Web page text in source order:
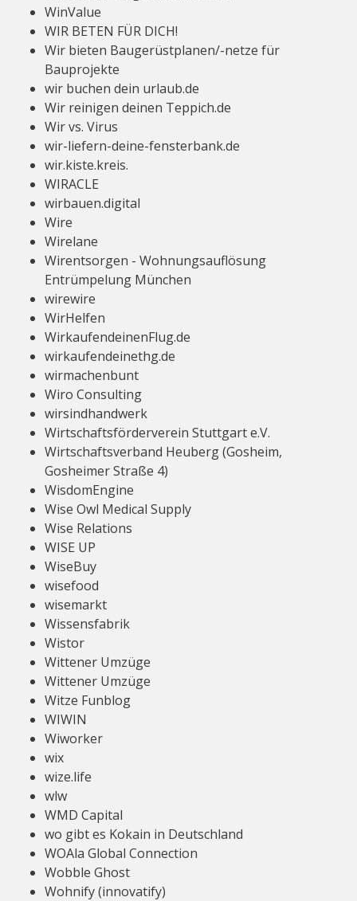
WinValue
WIR BETEN FÜR DICH!
Wir bieten Baugerüstplanen/-netze für
Bauprojekte
wir buchen dein urlaub.de
Wir reinigen deinen Teppich.de
Wir vs. Virus
wir-liefern-deine-fensterbank.de
wir.kiste.kreis.
WIRACLE
wirbauen.digital
Wire
Wirelane
Wirentsorgen - Wohnungsauflösung
Entrümpelung München
wirewire
WirHelfen
WirkaufendeinenFlug.de
wirkaufendeinethg.de
wirmachenbunt
Wiro Consulting
wirsindhandwerk
Wirtschaftsförderverein Stuttgart e.V.
Wirtschaftsverband Heuberg (Gosheim,
Gosheimer Straße 4)
WisdomEngine
Wise Owl Medical Supply
Wise Relations
WISE UP
WiseBuy
wisefood
wisemarkt
Wissensfabrik
Wistor
Wittener Umzüge
Wittener Umzüge
Witze Funblog
WIWIN
Wiworker
wix
wize.life
wlw
WMD Capital
wo gibt es Kokain in Deutschland
WOAla Global Connection
Wobble Ghost
Wohnify (innovatify)